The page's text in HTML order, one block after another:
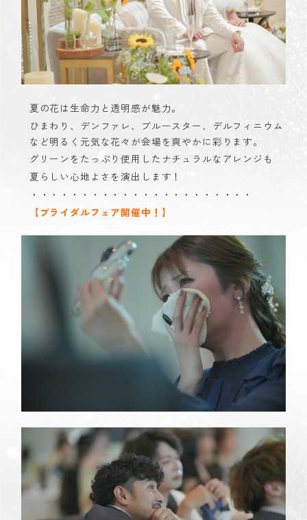
夏の花は生命力と透明感が魅力。
ひまわり、デンファレ、ブルースター、デルフィニウム
など明るく元気な花々が会場を爽やかに彩ります。
グリーンをたっぷり使用したナチュラルなアレンジも
夏らしい心地よさを演出します！
・・・・・・・・・・・・・・・・・・・・・・
【ブライダルフェア開催中！】